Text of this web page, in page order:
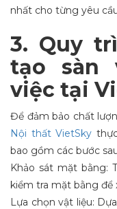
nhất cho từng yêu
3. Quy
tạo sàn
việc tại
Để đảm bảo chất
Nội thất VietSky
bao gồm các bước
Khảo sát mặt bằng:
kiểm tra mặt bằng để
Lựa chọn vật liệu: